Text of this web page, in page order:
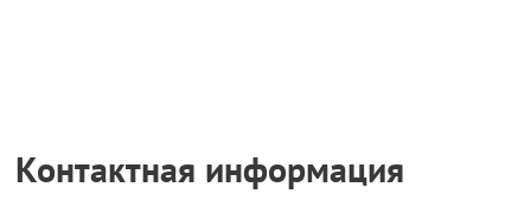
Контактная информация